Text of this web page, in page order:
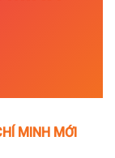
MINH MỚI